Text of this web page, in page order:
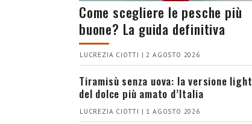
Come scegliere le pesche più
buone? La guida definitiva
LUCREZIA CIOTTI | 2 AGOSTO 2026
Tiramisù senza uova: la versione light
del dolce più amato d’Italia
LUCREZIA CIOTTI | 1 AGOSTO 2026